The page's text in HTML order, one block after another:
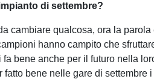
di settembre?
cambiare qualcosa, ora la parola
hanno campito che
bene anche per il futuro nella
fatto bene nelle gare di settembre